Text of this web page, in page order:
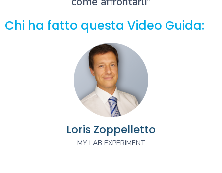
Chi ha fatto questa Video Guida:
Loris Zoppelletto
MY LAB EXPERIMENT